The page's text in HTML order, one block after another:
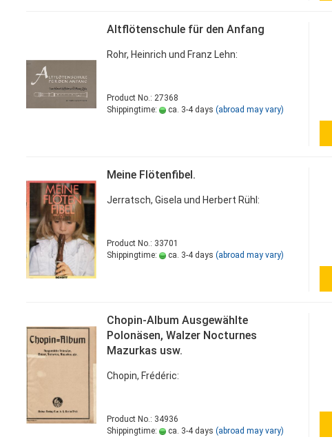
Altflötenschule für den Anfang
Rohr, Heinrich und Franz Lehn:
Product No.: 27368
Shippingtime:
ca. 3-4 days (abroad may vary)
Meine Flötenfibel.
Jerratsch, Gisela und Herbert Rühl:
Product No.: 33701
Shippingtime:
ca. 3-4 days (abroad may vary)
Chopin-Album Ausgewählte
Polonäsen, Walzer Nocturnes
Mazurkas usw.
Chopin, Frédéric:
Product No.: 34936
Shippingtime:
ca. 3-4 days (abroad may vary)